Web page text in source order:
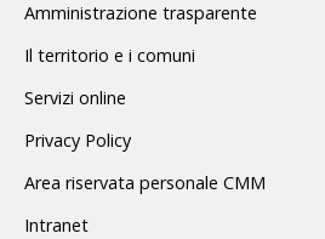
Amministrazione trasparente
Il territorio e i comuni
Servizi online
Privacy Policy
Area riservata personale CMM
Intranet